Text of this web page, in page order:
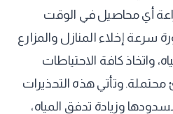
أي محاصيل في الوقت
سرعة إخلاء المنازل والمزارع
واتخاذ كافة الاحتياطات
وتأتي هذه التحذيرات
وزيادة تدفق المياه،